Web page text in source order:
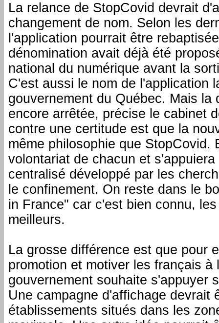
La relance de StopCovid devrait
changement de nom. Selon les
l'application pourrait être
dénomination avait déjà été
national du numérique avant la
C'est aussi le nom de l'application
gouvernement du Québec. Mais la
encore arrêtée, précise le cabinet
contre une certitude est que la
même philosophie que StopCovid.
volontariat de chacun et
centralisé développé par les
le confinement. On reste dans le
in France" car c'est bien connu,
meilleurs.
La grosse différence est que pour
promotion et motiver les français à
gouvernement souhaite s'appuyer
Une campagne d'affichage devrait
établissements situés dans les